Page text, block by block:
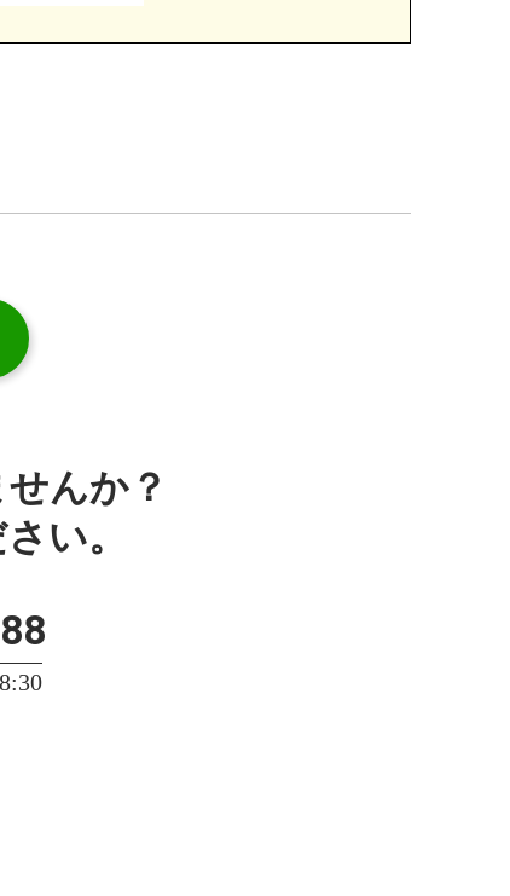
んか？
い。